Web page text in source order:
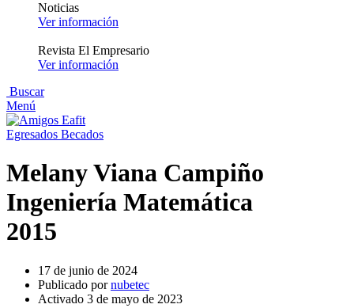
Noticias
Ver información
Revista El Empresario
Ver información
Buscar
Menú
Egresados Becados
Melany Viana Campiño
Ingeniería Matemática
2015
17 de junio de 2024
Publicado por nubetec
Activado 3 de mayo de 2023